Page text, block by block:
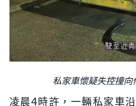
私家車懷疑失控撞向
凌晨4時許，一輛私家車